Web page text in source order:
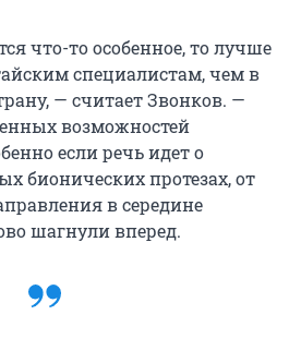
что-то особенное, то лучше
специалистам, чем в
— считает Звонков. —
возможностей
если речь идет о
бионических протезах, от
в середине
шагнули вперед.